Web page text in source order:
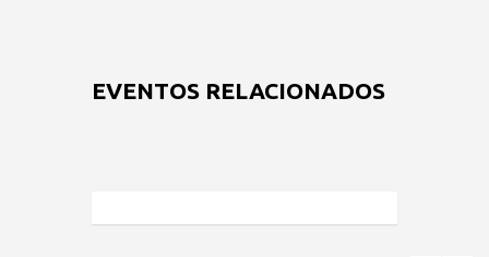
EVENTOS RELACIONADOS